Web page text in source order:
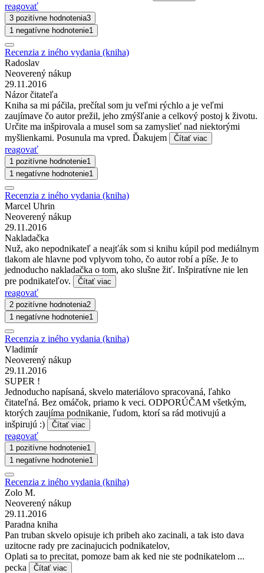
reagovať
3 pozitívne hodnotenia3
1 negatívne hodnotenie1
Recenzia z iného vydania (kniha)
Radoslav
Neoverený nákup
29.11.2016
Názor čitateľa
Kniha sa mi páčila, prečítal som ju veľmi rýchlo a je veľmi
zaujímave čo autor prežil, jeho zmýšľanie a celkový postoj k životu.
Určite ma inšpirovala a musel som sa zamyslieť nad niektorými
myšlienkami. Posunula ma vpred. Ďakujem
Čítať viac
reagovať
1 pozitívne hodnotenie1
1 negatívne hodnotenie1
Recenzia z iného vydania (kniha)
Marcel Uhrin
Neoverený nákup
29.11.2016
Nakladačka
Nuž, ako nepodnikateľ a neajťák som si knihu kúpil pod mediálnym
tlakom ale hlavne pod vplyvom toho, čo autor robí a píše. Je to
jednoducho nakladačka o tom, ako slušne žiť. Inšpiratívne nie len
pre podnikateľov.
Čítať viac
reagovať
2 pozitívne hodnotenia2
1 negatívne hodnotenie1
Recenzia z iného vydania (kniha)
Vladimír
Neoverený nákup
29.11.2016
SUPER !
Jednoducho napísaná, skvelo materiálovo spracovaná, ľahko
čitateľná. Bez omáčok, priamo k veci. ODPORÚČAM všetkým,
ktorých zaujíma podnikanie, ľudom, ktorí sa rád motivujú a
inšpirujú :)
Čítať viac
reagovať
1 pozitívne hodnotenie1
1 negatívne hodnotenie1
Recenzia z iného vydania (kniha)
Zolo M.
Neoverený nákup
29.11.2016
Paradna kniha
Pan truban skvelo opisuje ich pribeh ako zacinali, a tak isto dava
uzitocne rady pre zacinajucich podnikatelov,
Oplati sa to precitat, pomoze bam ak ked nie ste podnikatelom ...
pecka
Čítať viac